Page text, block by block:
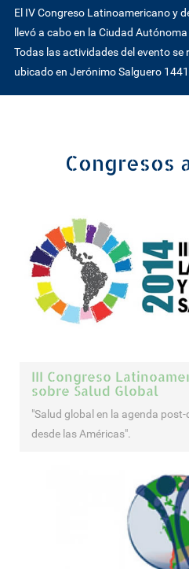
El IV Congreso Latinoamericano y
llevó a cabo en la Ciudad
Todas las actividades del evento se
ubicado en Jerónimo Salguero
Congresos
III Congreso
sobre Salud Global
"Salud global en la agenda
desde las Américas".